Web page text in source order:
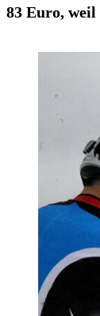
83 Euro,